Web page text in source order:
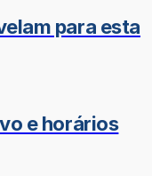
para esta
e horários